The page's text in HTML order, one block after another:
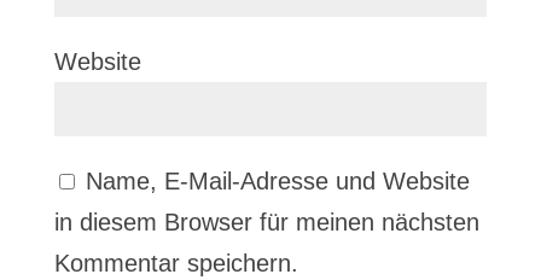
Website
Name, E-Mail-Adresse und Website
in diesem Browser für meinen nächsten
Kommentar speichern.